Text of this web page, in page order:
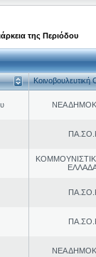
της Περιόδου
Κοινοβουλευτική
ΝΕΑ
ΝΕΑ